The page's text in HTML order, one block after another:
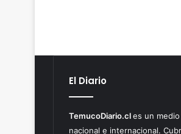
El Diario
TemucoDiario.cles un
nacional e internacional.